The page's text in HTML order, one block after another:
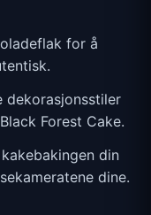
for å
dekorasjonsstiler
Forest Cake.
din
dine.